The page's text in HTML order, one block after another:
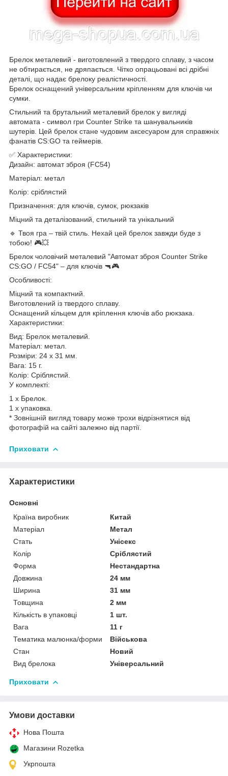
Брелок металевий - виготовлений з твердого сплаву, з часом
не обтирається, не дряпається. Чітко опрацьовані всі дрібні
деталі, що надає брелоку реалістичності.
Брелок оснащений універсальним кріпленням для ключів чи
сумки.
Стильний та брутальний металевий брелок у вигляді
автомата - символ гри Counter Strike та шанувальників
шутерів. Цей брелок стане чудовим аксесуаром для справжніх
фанатів CS:GO та геймерів.
✅ Характеристики:
Дизайн: автомат зброя (FC54)
Матеріал: метал
Колір: сріблястий
Призначення: для ключів, сумок, рюкзаків
Міцний та деталізований, стильний та унікальний
🔹 Твоя гра – твій стиль. Нехай цей брелок завжди буде з
тобою! 🎮💥
Брелок чоловічий металевий "Автомат зброя Counter Strike
CS:GO / FC54" – для ключів 🔫🎮
Особливості:
Міцний та компактний.
Виготовлений із твердого сплаву.
Оснащений кільцем для кріплення ключів або рюкзака.
Характеристики:
Вид: Брелок металевий.
Матеріал: метал.
Розміри: 24 х 31 мм.
Вага: 15 г.
Колір: Сріблястий.
У комплекті:
1 х Брелок.
1 х упаковка.
* Зовнішній вигляд товару може трохи відрізнятися від
фотографій на сайті залежно від партії.
Приховати
Характеристики
Основні
Країна виробник
Китай
Матеріал
Метал
Стать
Унісекс
Колір
Сріблястий
Форма
Нестандартна
Довжина
24 мм
Ширина
31 мм
Товщина
2 мм
Кількість в упаковці
1 шт.
Вага
11 г
Тематика малюнка/форми
Військова
Стан
Новий
Вид брелока
Універсальний
Приховати
Умови доставки
Нова Пошта
Магазини Rozetka
Укрпошта